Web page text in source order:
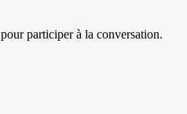
pour participer à la conversation.